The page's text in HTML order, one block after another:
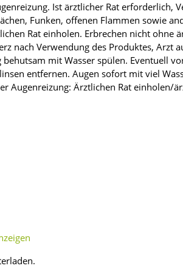
Ist ärztlicher Rat erforderlich,
Funken, offenen Flammen sowie
Rat einholen. Erbrechen nicht
nach Verwendung des Produktes, Arzt
mit Wasser spülen. Eventuell
entfernen. Augen sofort mit viel
Augenreizung: Ärztlichen Rat